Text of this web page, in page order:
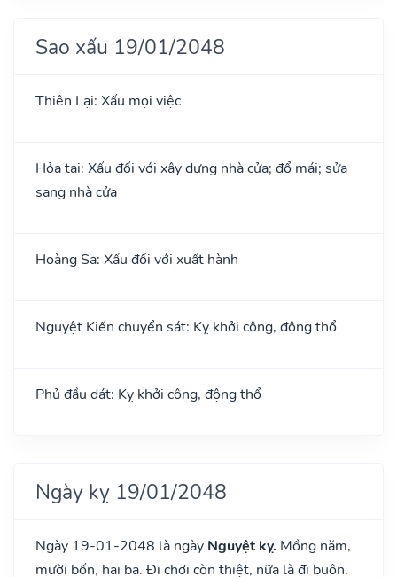
Sao xấu 19/01/2048
Thiên Lại: Xấu mọi việc
Hỏa tai: Xấu đối với xây dựng nhà cửa; đổ mái; sửa
sang nhà cửa
Hoàng Sa: Xấu đối với xuất hành
Nguyệt Kiến chuyển sát: Kỵ khởi công, động thổ
Phủ đầu dát: Kỵ khởi công, động thổ
Ngày kỵ 19/01/2048
Ngày 19-01-2048 là ngày Nguyệt kỵ. Mồng năm,
mười bốn, hai ba. Đi chơi còn thiệt, nữa là đi buôn.